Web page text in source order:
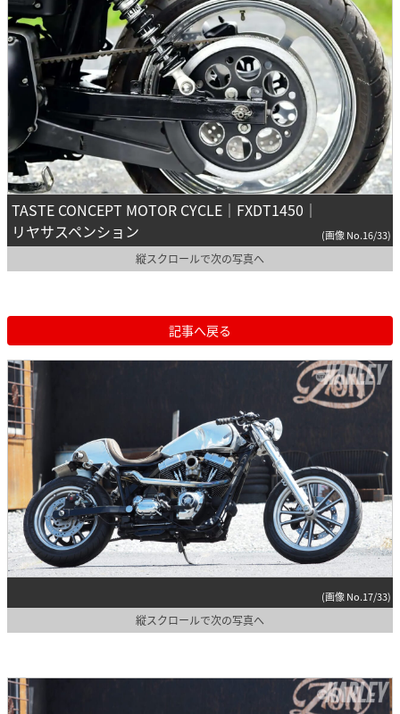
TASTE CONCEPT MOTOR CYCLE｜FXDT1450｜
リヤサスペンション
(画像 No.16/33)
縦スクロールで次の写真へ
記事へ戻る
(画像 No.17/33)
縦スクロールで次の写真へ